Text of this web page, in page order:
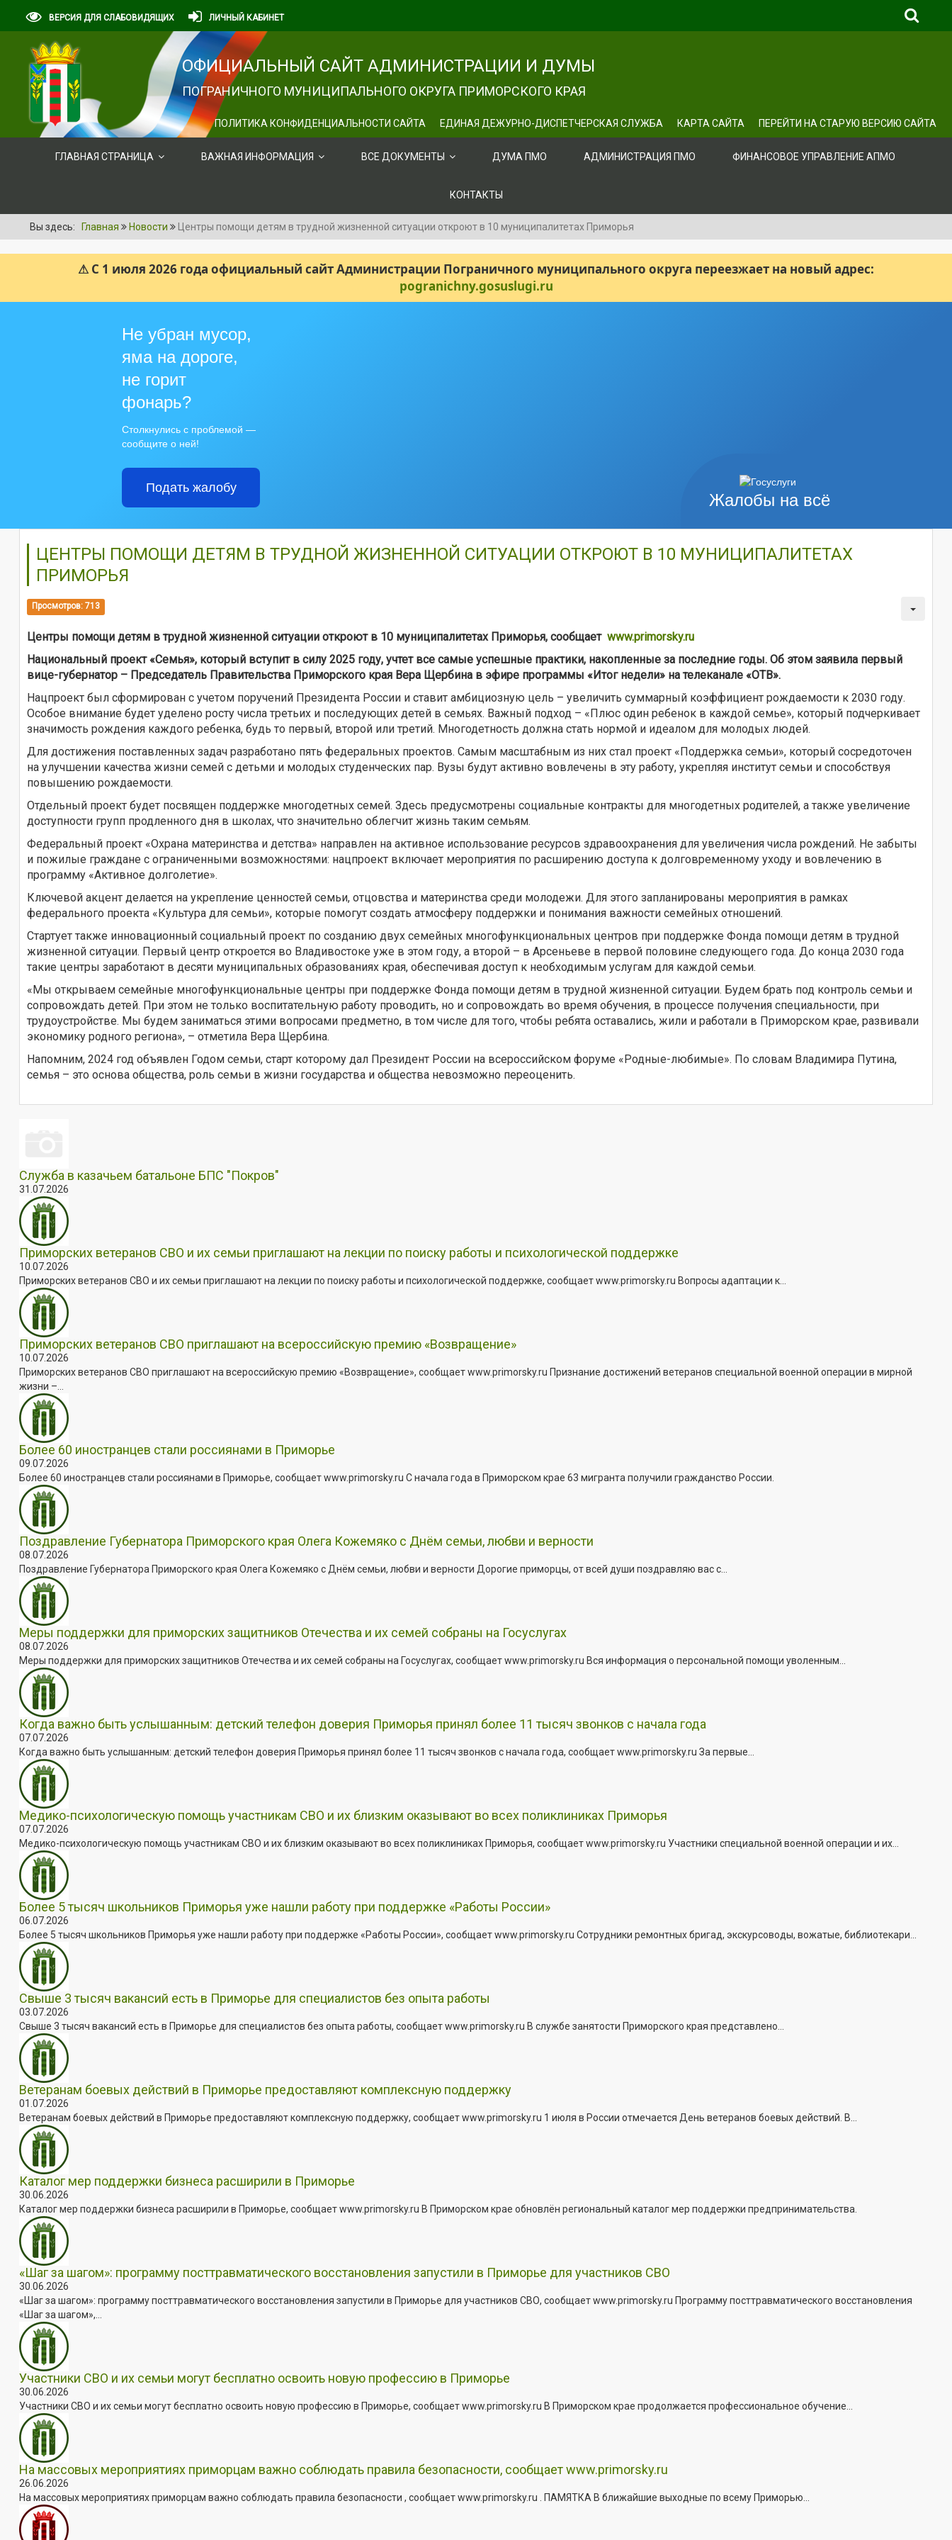
ВЕРСИЯ ДЛЯ СЛАБОВИДЯЩИХ ЛИЧНЫЙ КАБИНЕТ
ОФИЦИАЛЬНЫЙ САЙТ АДМИНИСТРАЦИИ И ДУМЫ
ПОГРАНИЧНОГО МУНИЦИПАЛЬНОГО ОКРУГА ПРИМОРСКОГО КРАЯ
ПОЛИТИКА КОНФИДЕНЦИАЛЬНОСТИ САЙТА ЕДИНАЯ ДЕЖУРНО-ДИСПЕТЧЕРСКАЯ СЛУЖБА КАРТА САЙТА ПЕРЕЙТИ НА СТАРУЮ ВЕРСИЮ САЙТА
ГЛАВНАЯ СТРАНИЦА ВАЖНАЯ ИНФОРМАЦИЯ ВСЕ ДОКУМЕНТЫ ДУМА ПМО АДМИНИСТРАЦИЯ ПМО ФИНАНСОВОЕ УПРАВЛЕНИЕ АПМО
КОНТАКТЫ
Вы здесь: Главная Новости Центры помощи детям в трудной жизненной ситуации откроют в 10 муниципалитетах Приморья
⚠ С 1 июля 2026 года официальный сайт Администрации Пограничного муниципального округа переезжает на новый адрес:
pogranichny.gosuslugi.ru
Жалобы на всё
Не убран мусор,
яма на дороге,
не горит
фонарь?
Столкнулись с проблемой —
сообщите о ней!
Подать жалобу
ЦЕНТРЫ ПОМОЩИ ДЕТЯМ В ТРУДНОЙ ЖИЗНЕННОЙ СИТУАЦИИ ОТКРОЮТ В 10 МУНИЦИПАЛИТЕТАХ
ПРИМОРЬЯ
Просмотров: 713
Центры помощи детям в трудной жизненной ситуации откроют в 10 муниципалитетах Приморья, сообщает www.primorsky.ru
Национальный проект «Семья», который вступит в силу 2025 году, учтет все самые успешные практики, накопленные за последние годы. Об этом заявила первый
вице-губернатор – Председатель Правительства Приморского края Вера Щербина в эфире программы «Итог недели» на телеканале «ОТВ».
Нацпроект был сформирован с учетом поручений Президента России и ставит амбициозную цель – увеличить суммарный коэффициент рождаемости к 2030 году.
Особое внимание будет уделено росту числа третьих и последующих детей в семьях. Важный подход – «Плюс один ребенок в каждой семье», который подчеркивает
значимость рождения каждого ребенка, будь то первый, второй или третий. Многодетность должна стать нормой и идеалом для молодых людей.
Для достижения поставленных задач разработано пять федеральных проектов. Самым масштабным из них стал проект «Поддержка семьи», который сосредоточен
на улучшении качества жизни семей с детьми и молодых студенческих пар. Вузы будут активно вовлечены в эту работу, укрепляя институт семьи и способствуя
повышению рождаемости.
Отдельный проект будет посвящен поддержке многодетных семей. Здесь предусмотрены социальные контракты для многодетных родителей, а также увеличение
доступности групп продленного дня в школах, что значительно облегчит жизнь таким семьям.
Федеральный проект «Охрана материнства и детства» направлен на активное использование ресурсов здравоохранения для увеличения числа рождений. Не забыты
и пожилые граждане с ограниченными возможностями: нацпроект включает мероприятия по расширению доступа к долговременному уходу и вовлечению в
программу «Активное долголетие».
Ключевой акцент делается на укрепление ценностей семьи, отцовства и материнства среди молодежи. Для этого запланированы мероприятия в рамках
федерального проекта «Культура для семьи», которые помогут создать атмосферу поддержки и понимания важности семейных отношений.
Стартует также инновационный социальный проект по созданию двух семейных многофункциональных центров при поддержке Фонда помощи детям в трудной
жизненной ситуации. Первый центр откроется во Владивостоке уже в этом году, а второй – в Арсеньеве в первой половине следующего года. До конца 2030 года
такие центры заработают в десяти муниципальных образованиях края, обеспечивая доступ к необходимым услугам для каждой семьи.
«Мы открываем семейные многофункциональные центры при поддержке Фонда помощи детям в трудной жизненной ситуации. Будем брать под контроль семьи и
сопровождать детей. При этом не только воспитательную работу проводить, но и сопровождать во время обучения, в процессе получения специальности, при
трудоустройстве. Мы будем заниматься этими вопросами предметно, в том числе для того, чтобы ребята оставались, жили и работали в Приморском крае, развивали
экономику родного региона», – отметила Вера Щербина.
Напомним, 2024 год объявлен Годом семьи, старт которому дал Президент России на всероссийском форуме «Родные-любимые». По словам Владимира Путина,
семья – это основа общества, роль семьи в жизни государства и общества невозможно переоценить.
Служба в казачьем батальоне БПС "Покров"
31.07.2026
Приморских ветеранов СВО и их семьи приглашают на лекции по поиску работы и психологической поддержке
10.07.2026
Приморских ветеранов СВО и их семьи приглашают на лекции по поиску работы и психологической поддержке, сообщает www.primorsky.ru Вопросы адаптации к...
Приморских ветеранов СВО приглашают на всероссийскую премию «Возвращение»
10.07.2026
Приморских ветеранов СВО приглашают на всероссийскую премию «Возвращение», сообщает www.primorsky.ru Признание достижений ветеранов специальной военной операции в мирной
жизни –...
Более 60 иностранцев стали россиянами в Приморье
09.07.2026
Более 60 иностранцев стали россиянами в Приморье, сообщает www.primorsky.ru С начала года в Приморском крае 63 мигранта получили гражданство России.
Поздравление Губернатора Приморского края Олега Кожемяко с Днём семьи, любви и верности
08.07.2026
Поздравление Губернатора Приморского края Олега Кожемяко с Днём семьи, любви и верности Дорогие приморцы, от всей души поздравляю вас с...
Меры поддержки для приморских защитников Отечества и их семей собраны на Госуслугах
08.07.2026
Меры поддержки для приморских защитников Отечества и их семей собраны на Госуслугах, сообщает www.primorsky.ru Вся информация о персональной помощи уволенным...
Когда важно быть услышанным: детский телефон доверия Приморья принял более 11 тысяч звонков с начала года
07.07.2026
Когда важно быть услышанным: детский телефон доверия Приморья принял более 11 тысяч звонков с начала года, сообщает www.primorsky.ru За первые...
Медико-психологическую помощь участникам СВО и их близким оказывают во всех поликлиниках Приморья
07.07.2026
Медико-психологическую помощь участникам СВО и их близким оказывают во всех поликлиниках Приморья, сообщает www.primorsky.ru Участники специальной военной операции и их...
Более 5 тысяч школьников Приморья уже нашли работу при поддержке «Работы России»
06.07.2026
Более 5 тысяч школьников Приморья уже нашли работу при поддержке «Работы России», сообщает www.primorsky.ru Сотрудники ремонтных бригад, экскурсоводы, вожатые, библиотекари...
Свыше 3 тысяч вакансий есть в Приморье для специалистов без опыта работы
03.07.2026
Свыше 3 тысяч вакансий есть в Приморье для специалистов без опыта работы, сообщает www.primorsky.ru В службе занятости Приморского края представлено...
Ветеранам боевых действий в Приморье предоставляют комплексную поддержку
01.07.2026
Ветеранам боевых действий в Приморье предоставляют комплексную поддержку, сообщает www.primorsky.ru 1 июля в России отмечается День ветеранов боевых действий. В...
Каталог мер поддержки бизнеса расширили в Приморье
30.06.2026
Каталог мер поддержки бизнеса расширили в Приморье, сообщает www.primorsky.ru В Приморском крае обновлён региональный каталог мер поддержки предпринимательства.
«Шаг за шагом»: программу посттравматического восстановления запустили в Приморье для участников СВО
30.06.2026
«Шаг за шагом»: программу посттравматического восстановления запустили в Приморье для участников СВО, сообщает www.primorsky.ru Программу посттравматического восстановления
«Шаг за шагом»,...
Участники СВО и их семьи могут бесплатно освоить новую профессию в Приморье
30.06.2026
Участники СВО и их семьи могут бесплатно освоить новую профессию в Приморье, сообщает www.primorsky.ru В Приморском крае продолжается профессиональное обучение...
На массовых мероприятиях приморцам важно соблюдать правила безопасности, сообщает www.primorsky.ru
26.06.2026
На массовых мероприятиях приморцам важно соблюдать правила безопасности , сообщает www.primorsky.ru . ПАМЯТКА В ближайшие выходные по всему Приморью...